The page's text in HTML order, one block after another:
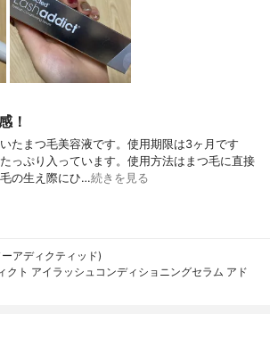
！
たまつ毛美容液です。使用期限は3ヶ月です
っぷり入っています。使用方法はまつ毛に直接
の生え際にひ…続きを見る
アディクティッド)
クト アイラッシュコンディショニングセラム アド